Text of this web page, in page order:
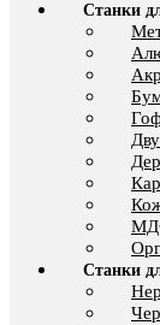
Станки
Станки